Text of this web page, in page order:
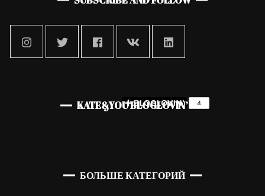
KATE&YOU BLOGLOVIN’
БОЛЬШЕ КАТЕГОРИЙ